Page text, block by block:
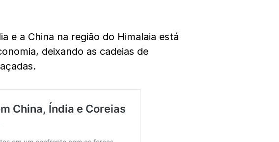
e a China na região do Himalaia está
deixando as cadeias de